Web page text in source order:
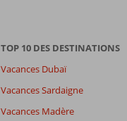
Chambres
8,6
TOP 10 DES DESTINATIONS
Vacances Dubaï
Vacances Sardaigne
Vacances Madère